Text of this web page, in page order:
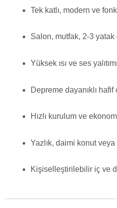
Tek katlı, modern ve
Salon, mutfak, 2-3 yatak
Yüksek ısı ve ses yalıtımı
Depreme dayanıklı hafif
Hızlı kurulum ve
Yazlık, daimi konut
Kişiselleştirilebilir iç ve